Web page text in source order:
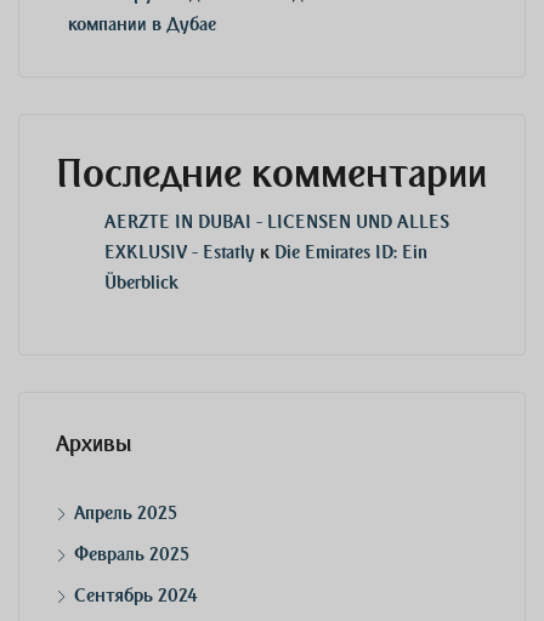
компании в Дубае
Последние комментарии
AERZTE IN DUBAI - LICENSEN UND ALLES
EXKLUSIV - Estatly к Die Emirates ID: Ein
Überblick
Архивы
Апрель 2025
Февраль 2025
Сентябрь 2024